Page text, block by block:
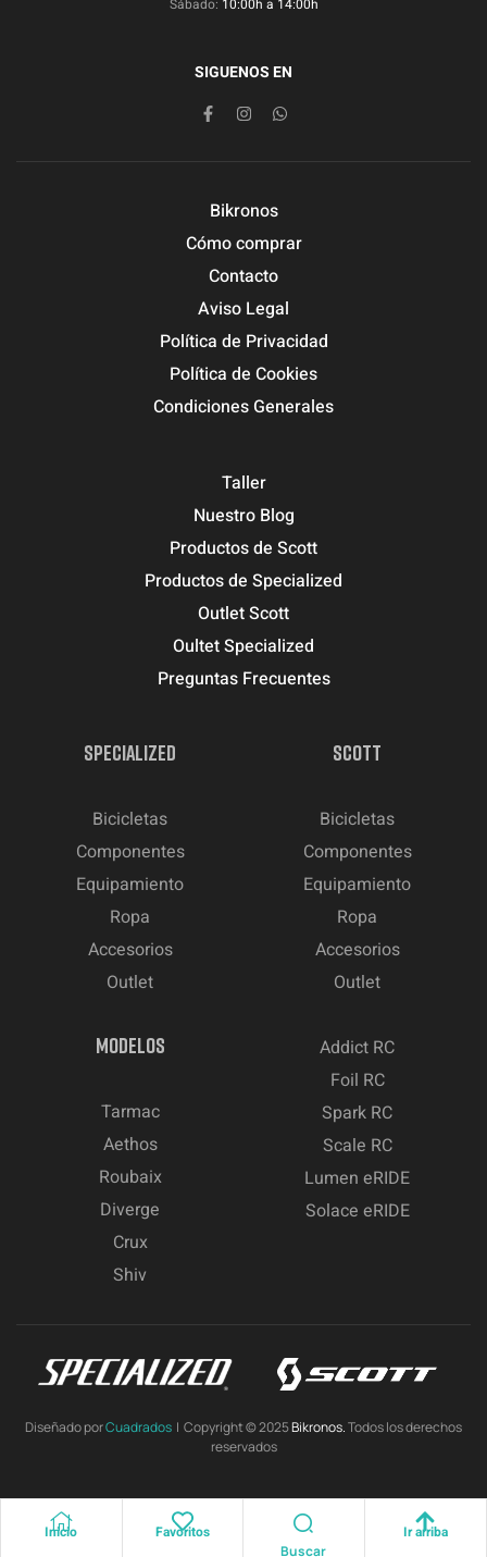
Inicio Favoritos
Buscar
Ir arriba
Sábado: 10:00h a 14:00h
SIGUENOS EN
Bikronos
Cómo comprar
Contacto
Aviso Legal
Política de Privacidad
Política de Cookies
Condiciones Generales
Taller
Nuestro Blog
Productos de Scott
Productos de Specialized
Outlet Scott
Oultet Specialized
Preguntas Frecuentes
SPECIALIZED
Bicicletas
Componentes
Equipamiento
Ropa
Accesorios
Outlet
SCOTT
Bicicletas
Componentes
Equipamiento
Ropa
Accesorios
Outlet
MODELOS
Tarmac
Aethos
Roubaix
Diverge
Crux
Shiv
Addict RC
Foil RC
Spark RC
Scale RC
Lumen eRIDE
Solace eRIDE
Diseñado porCuadrados | Copyright © 2025Bikronos.Todos los derechos
reservados